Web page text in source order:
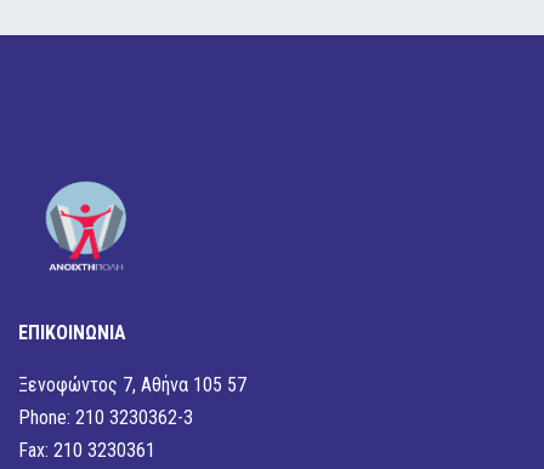
ΕΠΙΚΟΙΝΩΝΙΑ
Ξενοφώντος 7, Αθήνα 105 57
Phone: 210 3230362-3
Fax: 210 3230361